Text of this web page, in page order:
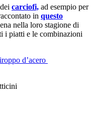
carciofi, ad esempio per
in questo
nella loro stagione di
i piatti e le combinazioni
d’acero